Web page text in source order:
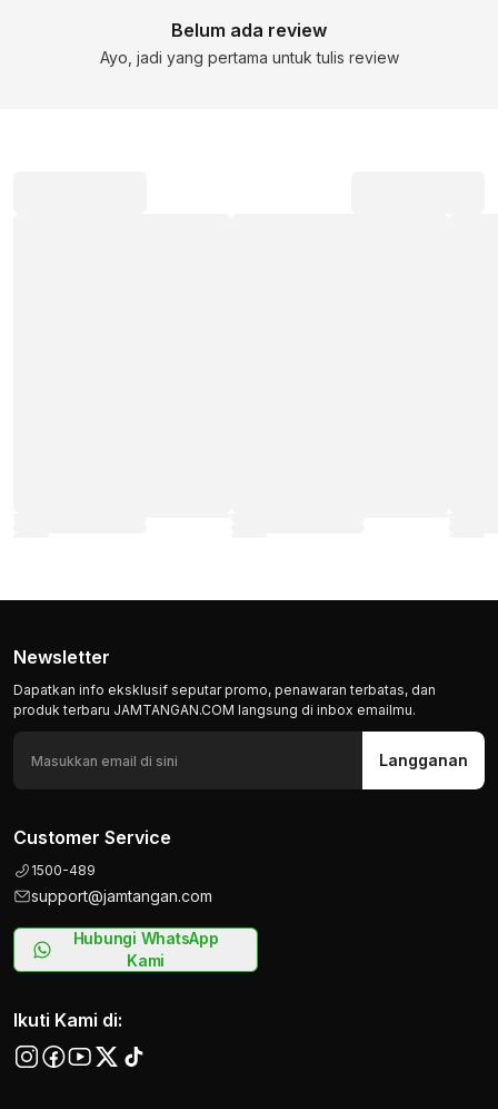
Newsletter
Dapatkan info eksklusif seputar promo, penawaran terbatas, dan
produk terbaru JAMTANGAN.COM langsung di inbox emailmu.
Langganan
Customer Service
1500-489
support@jamtangan.com
Hubungi WhatsApp
Kami
Ikuti Kami di:
Belum ada review
Ayo, jadi yang pertama untuk tulis review